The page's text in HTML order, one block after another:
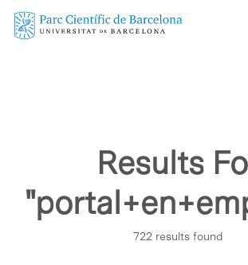
Skip
Results
722 results found